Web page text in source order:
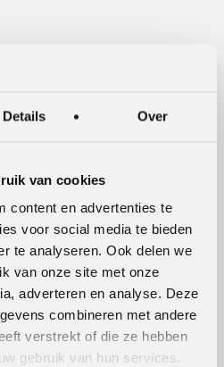
Details Over
van cookies
content en advertenties te
voor social media te bieden
te analyseren. Ook delen we
van onze site met onze
adverteren en analyse. Deze
combineren met andere
verstrekt of die ze hebben
gebruik van hun services.
verschillende klanten.